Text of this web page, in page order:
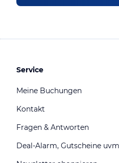
Service
Meine Buchungen
Kontakt
Fragen & Antworten
Deal-Alarm, Gutscheine